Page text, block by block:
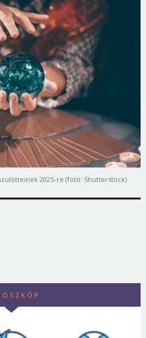
2025-re (fotó: Shutterstock)